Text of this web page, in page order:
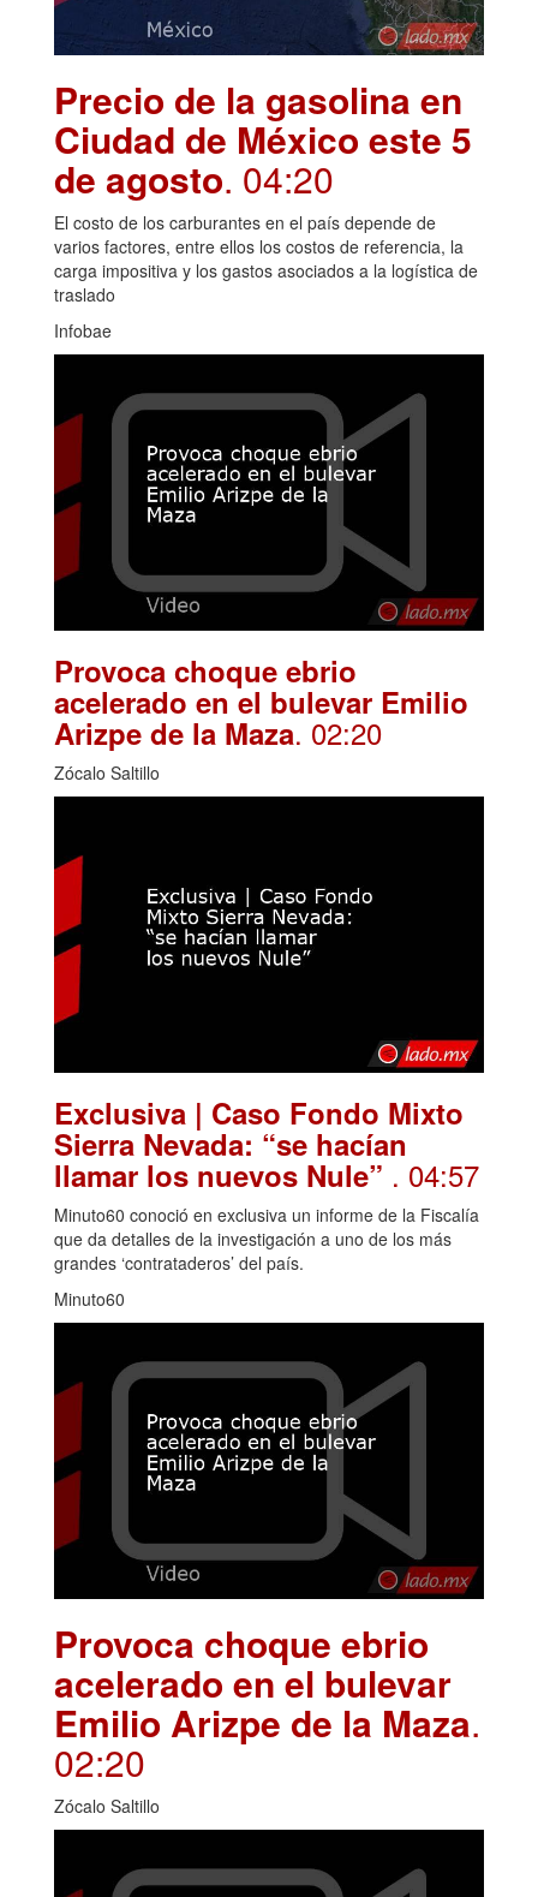
Precio de la gasolina en
Ciudad de México este 5
de agosto. 04:20
El costo de los carburantes en el país depende de
varios factores, entre ellos los costos de referencia, la
carga impositiva y los gastos asociados a la logística de
traslado
Infobae
Provoca choque ebrio
acelerado en el bulevar Emilio
Arizpe de la Maza. 02:20
Zócalo Saltillo
Exclusiva | Caso Fondo Mixto
Sierra Nevada: “se hacían
llamar los nuevos Nule” . 04:57
Minuto60 conoció en exclusiva un informe de la Fiscalía
que da detalles de la investigación a uno de los más
grandes ‘contrataderos’ del país.
Minuto60
Provoca choque ebrio
acelerado en el bulevar
Emilio Arizpe de la Maza.
02:20
Zócalo Saltillo